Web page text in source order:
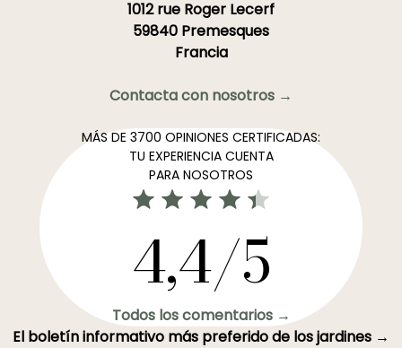
1012 rue Roger Lecerf
59840 Premesques
Francia
Contacta con nosotros →
MÁS DE 3700 OPINIONES CERTIFICADAS:
TU EXPERIENCIA CUENTA
PARA NOSOTROS
4,4/5
Todos los comentarios →
El boletín informativo más preferido de los jardines →